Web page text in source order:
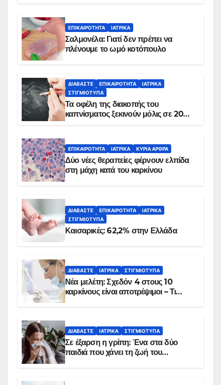
ΕΠΙΚΑΙΡΌΤΗΤΑ ΙΑΤΡΙΚΆ
Σαλμονέλα: Γιατί δεν πρέπει να
πλένουμε το ωμό κοτόπουλο
ΔΙΑΒΆΣΤΕ ΕΠΙΚΑΙΡΌΤΗΤΑ
ΙΑΤΡΙΚΆ
ΣΤΙΓΜΙΌΤΥΠΑ
Τα οφέλη της διακοπής του
καπνίσματος ξεκινούν μόλις σε 20
ΕΠΙΚΑΙΡΌΤΗΤΑ ΙΑΤΡΙΚΆ ΚΥΡΙΑ ΑΡΘΡΑ
Δύο νέες θεραπείες φέρνουν ελπίδα
στη μάχη κατά του καρκίνου
ΔΙΑΒΆΣΤΕ ΕΠΙΚΑΙΡΌΤΗΤΑ
ΙΑΤΡΙΚΆ
ΣΤΙΓΜΙΌΤΥΠΑ
Καισαρικές: 62,2% στην Ελλάδα
ΔΙΑΒΆΣΤΕ ΙΑΤΡΙΚΆ ΣΤΙΓΜΙΌΤΥΠΑ
Νέα μελέτη: Σχεδόν 4 στους 10
καρκίνους είναι αποτρέψιμοι – Τι
ΔΙΑΒΆΣΤΕ ΙΑΤΡΙΚΆ ΣΤΙΓΜΙΌΤΥΠΑ
Σε έξαρση η γρίπη: Ένα στα δύο
παιδιά που χάνει τη ζωή του